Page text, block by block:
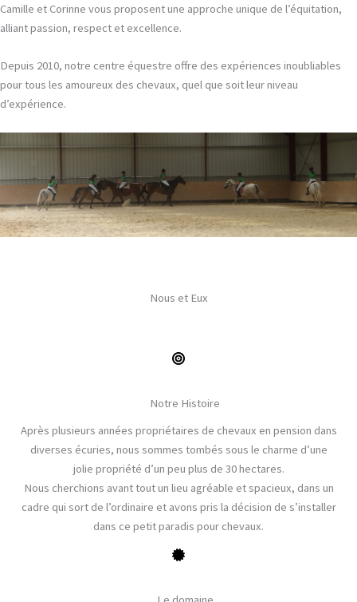
Camille et Corinne vous proposent une approche unique de l’équitation,
alliant passion, respect et excellence.
Depuis 2010, notre centre équestre offre des expériences inoubliables
pour tous les amoureux des chevaux, quel que soit leur niveau
d’expérience.
Nous et Eux
Notre Histoire
Après plusieurs années propriétaires de chevaux en pension dans
diverses écuries, nous sommes tombés sous le charme d’une
jolie propriété d’un peu plus de 30 hectares.
Nous cherchions avant tout un lieu agréable et spacieux, dans un
cadre qui sort de l’ordinaire et avons pris la décision de s’installer
dans ce petit paradis pour chevaux.